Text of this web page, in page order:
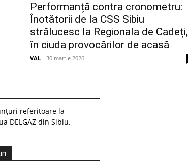
Performanță contra cronometru:
Înotătorii de la CSS Sibiu
strălucesc la Regionala de Cadeți,
în ciuda provocărilor de acasă
VAL - 30 martie 2026
referitoare la
DELGAZ din Sibiu.